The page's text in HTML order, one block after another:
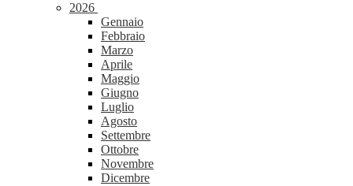
2026
Gennaio
Febbraio
Marzo
Aprile
Maggio
Giugno
Luglio
Agosto
Settembre
Ottobre
Novembre
Dicembre